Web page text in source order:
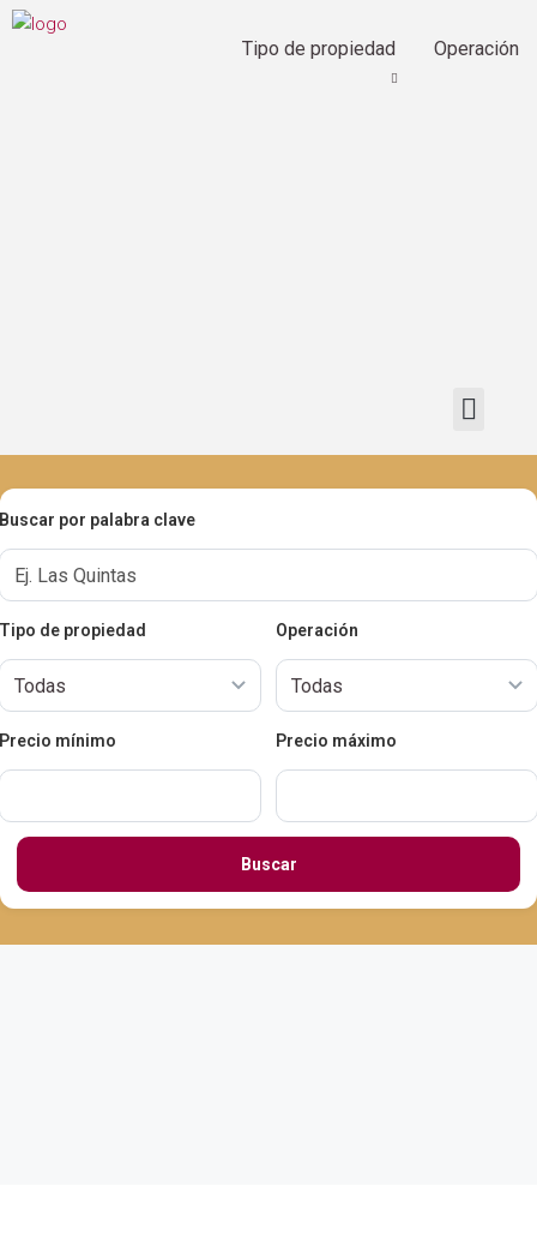
Tipo de propiedad Operación
Buscar por palabra clave
Tipo de propiedad Operación
Precio mínimo Precio máximo
Buscar